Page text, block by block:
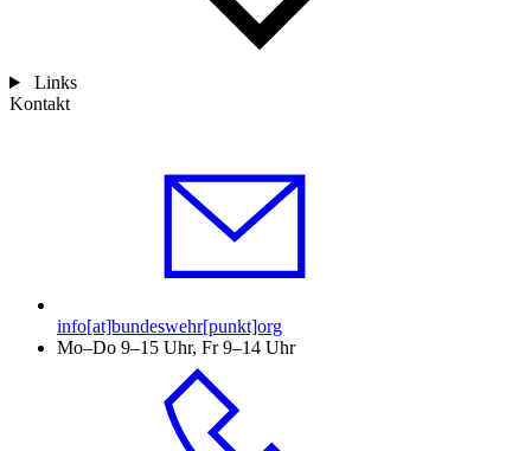
Links
Kontakt
info[at]bundeswehr[punkt]org
Mo–Do 9–15 Uhr, Fr 9–14 Uhr